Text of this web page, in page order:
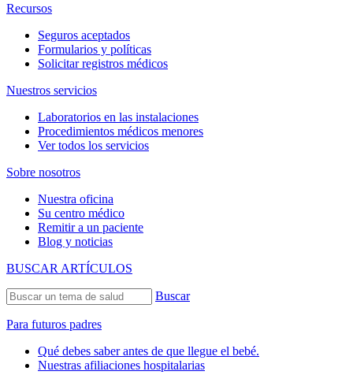
Recursos
Seguros aceptados
Formularios y políticas
Solicitar registros médicos
Nuestros servicios
Laboratorios en las instalaciones
Procedimientos médicos menores
Ver todos los servicios
Sobre nosotros
Nuestra oficina
Su centro médico
Remitir a un paciente
Blog y noticias
BUSCAR ARTÍCULOS
Buscar
Para futuros padres
Qué debes saber antes de que llegue el bebé.
Nuestras afiliaciones hospitalarias